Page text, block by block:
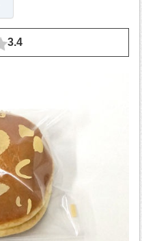
3.4